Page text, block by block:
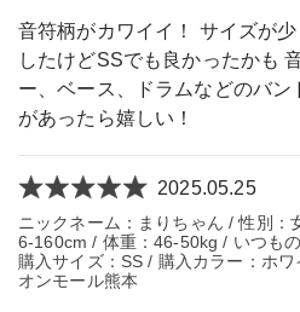
音符柄がカワイイ！ サイズが
したけどSSでも良かったかも
ー、ベース、ドラムなどのバン
があったら嬉しい！
2025.05.25
ニックネーム：まりちゃん / 性別
6-160cm / 体重：46-50kg / いつも
購入サイズ：SS / 購入カラー：ホ
オンモール熊本